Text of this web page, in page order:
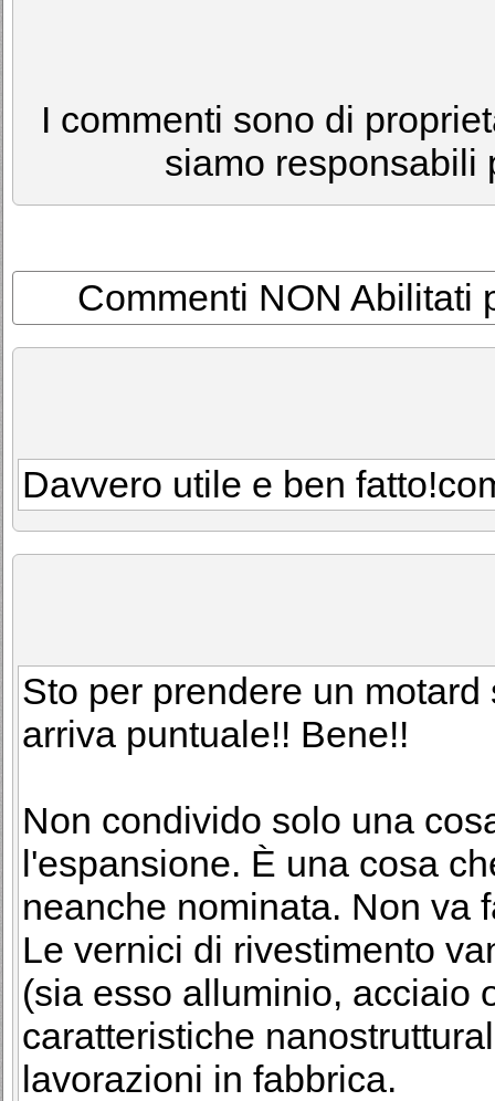
I commenti sono di
siamo responsabili
Commenti NON Abilitati
Davvero utile e ben
Sto per prendere un
arriva puntuale!! Bene!!
Non condivido solo una
l'espansione. È una cosa
neanche nominata. Non va
Le vernici di rivestimento
(sia esso alluminio, acciaio
caratteristiche
lavorazioni in fabbrica.